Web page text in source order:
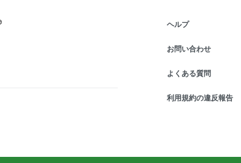
ヘルプ
お問い合わせ
よくある質問
利用規約の違反報告